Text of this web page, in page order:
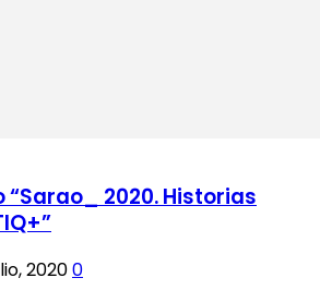
“Sarao_ 2020. Historias
20200